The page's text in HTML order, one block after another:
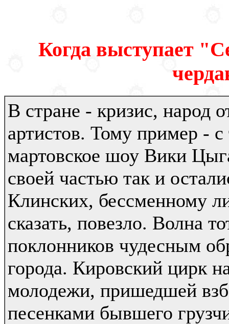
Когда выступает
В стране - кризис, народ
артистов. Тому пример -
мартовское шоу Вики
своей частью так и
Клинских, бессменному
сказать, повезло. Волна
поклонников чудесным
города. Кировский цирк
молодежи, пришедшей
песенками бывшего